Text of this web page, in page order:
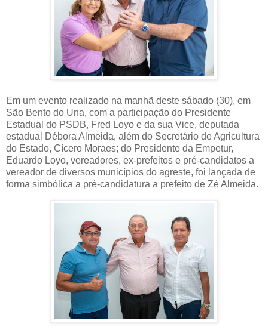
Em um evento realizado na manhã deste sábado (30), em
São Bento do Una, com a participação do Presidente
Estadual do PSDB, Fred Loyo e da sua Vice, deputada
estadual Débora Almeida, além do Secretário de Agricultura
do Estado, Cícero Moraes; do Presidente da Empetur,
Eduardo Loyo, vereadores, ex-prefeitos e pré-candidatos a
vereador de diversos municípios do agreste, foi lançada de
forma simbólica a pré-candidatura a prefeito de Zé Almeida.